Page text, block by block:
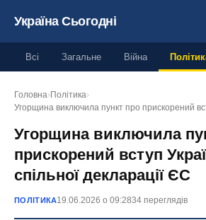
Україна Сьогодні
Всі Загальне Війна
Головна› Політика›
Угорщина виключила пункт про прискорений
Угорщина виключила
прискорений вступ
спільної декларації ЄС
ПОЛІТИКА19.06.2026 о 09:2834 переглядів